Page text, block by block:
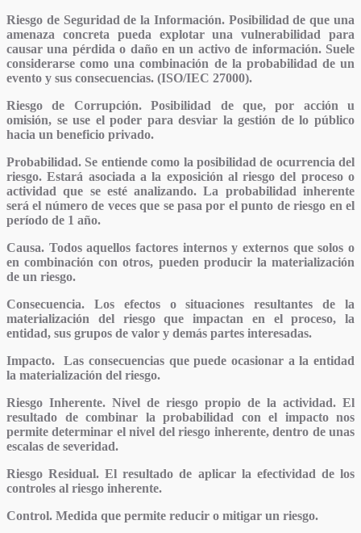
Riesgo de Seguridad de la Información.Posibilidad de que una
amenaza concreta pueda explotar una vulnerabilidad para
causar una pérdida o daño en un activo de información. Suele
considerarse como una combinación de la probabilidad de un
evento y sus consecuencias. (ISO/IEC 27000).
Riesgo de Corrupción.Posibilidad de que, por acción u
omisión, se use el poder para desviar la gestión de lo público
hacia un beneficio privado.
Probabilidad. Se entiende como la posibilidad de ocurrencia del
riesgo. Estará asociada a la exposición al riesgo del proceso o
actividad que se esté analizando. La probabilidad inherente
será el número de veces que se pasa por el punto de riesgo en el
período de 1 año.
Causa. Todos aquellos factores internos y externos que solos o
en combinación con otros, pueden producir la materialización
de un riesgo.
Consecuencia. Los efectos o situaciones resultantes de la
materialización del riesgo que impactan en el proceso, la
entidad, sus grupos de valor y demás partes interesadas.
Impacto.Las consecuencias que puede ocasionar a la entidad
la materialización del riesgo.
Riesgo Inherente. Nivel de riesgo propio de la actividad. El
resultado de combinar la probabilidad con el impacto nos
permite determinar el nivel del riesgo inherente, dentro de unas
escalas de severidad.
Riesgo Residual. El resultado de aplicar la efectividad de los
controles al riesgo inherente.
Control. Medida que permite reducir o mitigar un riesgo.